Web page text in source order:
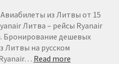
НА
КАНАРСКИЕ
ОСТРОВА
из Литвы от 15
Литва – рейсы Ryanair
Бронирование дешевых
Литвы на русском
Read more: